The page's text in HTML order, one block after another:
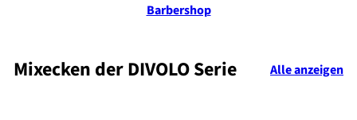
Barbershop
Mixecken der DIVOLO Serie Alle anzeigen